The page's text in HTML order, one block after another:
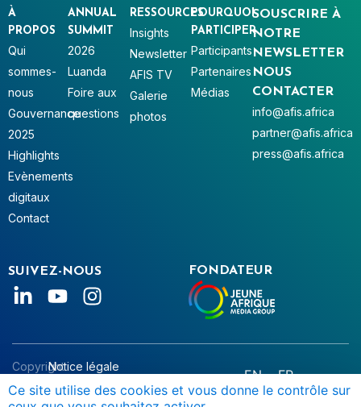
Ce site utilise des cookies et vous donne le contrôle sur
SOUSCRIRE À
NOTRE
NEWSLETTER
NOUS
CONTACTER
info@afis.africa
partner@afis.africa
press@afis.africa
À
PROPOS
Qui
sommes-
nous
Gouvernance
2025
Highlights
Evènements
digitaux
Contact
ANNUAL
SUMMIT
2026
Luanda
Foire aux
questions
RESSOURCES
Insights
Newsletter
AFIS TV
Galerie
photos
POURQUOI
PARTICIPER
Participants
Partenaires
Médias
SUIVEZ-NOUS FONDATEUR
Copyright
© AFIS
Notice légale
Données personnelles
EN FR